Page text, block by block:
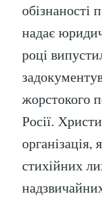
обізнаності
надає
році
жорстокого
Росії.
стихійних